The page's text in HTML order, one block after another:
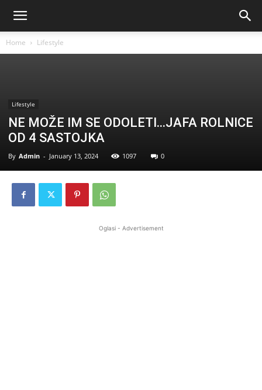
Home Lifestyle
Lifestyle
NE MOŽE IM SE ODOLETI…JAFA ROLNICE
OD 4 SASTOJKA
By Admin - January 13, 2024 1097 0
Oglasi - Advertisement